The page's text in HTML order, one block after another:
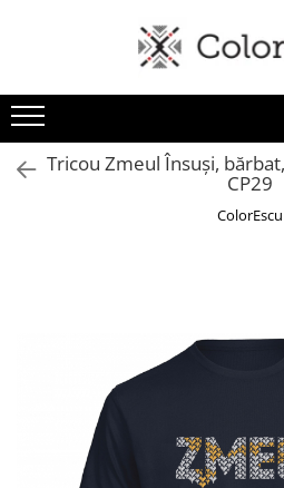
Toate produsele
Tricouri
Tricouri bărbați
Tricouri damă
Bluze si hanorace bărbați
Bluze si hanorace damă
Bluze de trening | Bluze tehnice
Pantaloni
Șepci și căciuli
Tricou Zmeul Însuși,
CP29
ColorEscu